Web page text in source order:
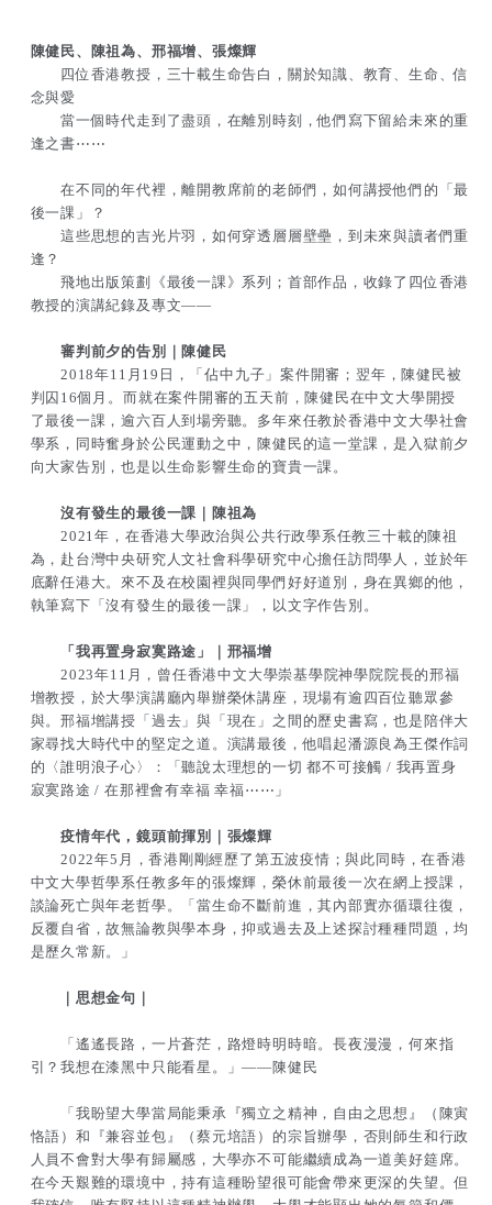
的
重
逢
之
書
|
陳
健
民,
陳
祖
為,
福
增,
張
輝
的
之
|
陳
健
民,
陳
祖
為,
福
增,
張
輝
陳健民、陳祖為、邢福增、張燦輝
四位香港教授，三十載生命告白，關於知識、教育、生命、信
念與愛
當一個時代走到了盡頭，在離別時刻，他們寫下留給未來的重
逢之書⋯⋯
在不同的年代裡，離開教席前的老師們，如何講授他們的「最
後一課」？
這些思想的吉光片羽，如何穿透層層壁壘，到未來與讀者們重
逢？
飛地出版策劃《最後一課》系列；首部作品，收錄了四位香港
教授的演講紀錄及專文——
審判前夕的告別｜陳健民
2018年11月19日，「佔中九子」案件開審；翌年，陳健民被
判囚16個月。而就在案件開審的五天前，陳健民在中文大學開授
了最後一課，逾六百人到場旁聽。多年來任教於香港中文大學社會
學系，同時奮身於公民運動之中，陳健民的這一堂課，是入獄前夕
向大家告別，也是以生命影響生命的寶貴一課。
沒有發生的最後一課｜陳祖為
2021年，在香港大學政治與公共行政學系任教三十載的陳祖
為，赴台灣中央研究人文社會科學研究中心擔任訪問學人，並於年
底辭任港大。來不及在校園裡與同學們好好道別，身在異鄉的他，
執筆寫下「沒有發生的最後一課」，以文字作告別。
「我再置身寂寞路途」｜邢福增
2023年11月，曾任香港中文大學崇基學院神學院院長的邢福
增教授，於大學演講廳內舉辦榮休講座，現場有逾四百位聽眾參
與。邢福增講授「過去」與「現在」之間的歷史書寫，也是陪伴大
家尋找大時代中的堅定之道。演講最後，他唱起潘源良為王傑作詞
的〈誰明浪子心〉：「聽說太理想的一切 都不可接觸 / 我再置身
寂寞路途 / 在那裡會有幸福 幸福⋯⋯」
疫情年代，鏡頭前揮別｜張燦輝
2022年5月，香港剛剛經歷了第五波疫情；與此同時，在香港
中文大學哲學系任教多年的張燦輝，榮休前最後一次在網上授課，
談論死亡與年老哲學。「當生命不斷前進，其內部實亦循環往復，
反覆自省，故無論教與學本身，抑或過去及上述探討種種問題，均
是歷久常新。」
｜思想金句｜
「遙遙長路，一片蒼茫，路燈時明時暗。長夜漫漫，何來指
引？我想在漆黑中只能看星。」——陳健民
「我盼望大學當局能秉承『獨立之精神，自由之思想』（陳寅
恪語）和『兼容並包』（蔡元培語）的宗旨辦學，否則師生和行政
人員不會對大學有歸屬感，大學亦不可能繼續成為一道美好筵席。
在今天艱難的環境中，持有這種盼望很可能會帶來更深的失望。但